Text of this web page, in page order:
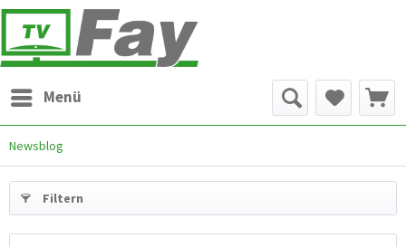
Menü
Newsblog
Filtern